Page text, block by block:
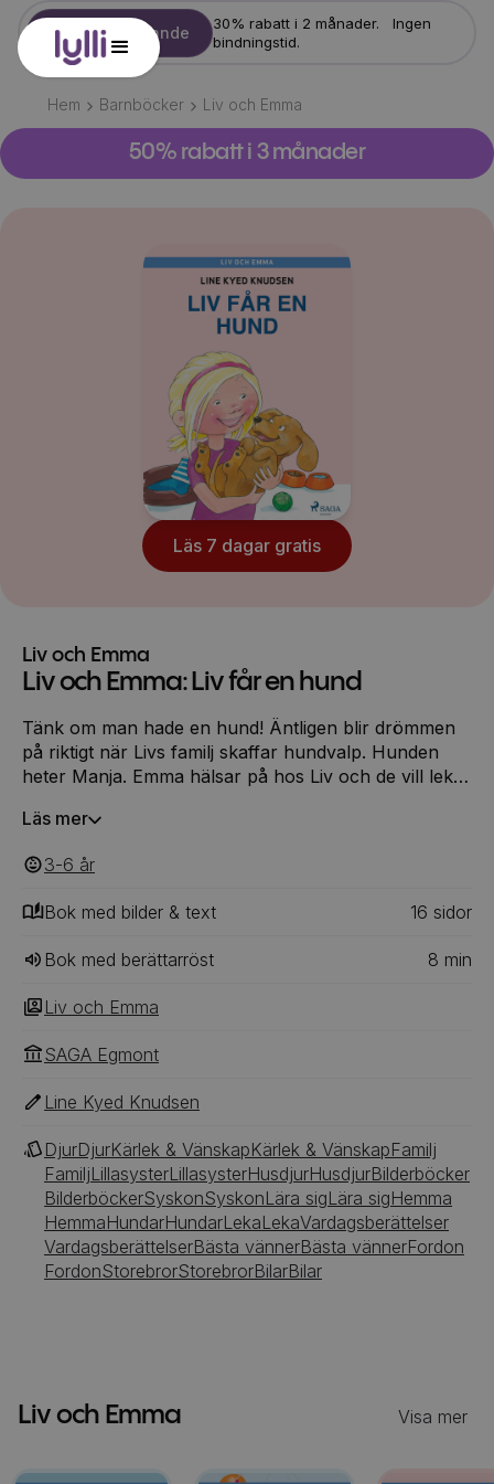
Starta erbjudande
30% rabatt i 2 månader. Ingen
bindningstid.
Hem Barnböcker Liv och Emma
50% rabatt i 3 månader
Läs 7 dagar gratis
Liv och Emma
Liv och Emma: Liv får en hund
Tänk om man hade en hund! Äntligen blir drömmen
på riktigt när Livs familj skaffar hundvalp. Hunden
heter Manja. Emma hälsar på hos Liv och de vill leka
och rivas. Vad ska de göra då?
Läs mer
3-6 ‎‎ år
Bok med bilder & text 16 ‎‎ sidor
Bok med berättarröst 8 min
Liv och Emma
SAGA Egmont
Line Kyed Knudsen
DjurDjurKärlek & VänskapKärlek & VänskapFamilj
FamiljLillasysterLillasysterHusdjurHusdjurBilderböcker
BilderböckerSyskonSyskonLära sigLära sigHemma
HemmaHundarHundarLekaLekaVardagsberättelser
VardagsberättelserBästa vännerBästa vännerFordon
FordonStorebrorStorebrorBilarBilar
Liv och Emma Visa mer